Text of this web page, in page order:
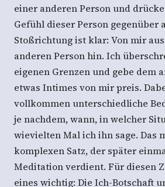
einer anderen Person und
Gefühl dieser Person gegenüber
Stoßrichtung ist klar: Von mir
anderen Person hin. Ich
eigenen Grenzen und gebe dem
etwas Intimes von mir preis.
vollkommen unterschiedliche
je nachdem, wann, in welcher
wievielten Mal ich ihn sage. Das
komplexen Satz, der später
Meditation verdient. Für diesen
eines wichtig: Die Ich-Botschaft